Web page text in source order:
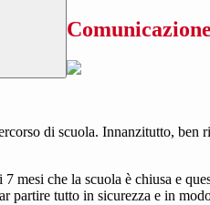
di scuola. Innanzitutto,
che la scuola è chiusa e
partire tutto in sicurezza e in